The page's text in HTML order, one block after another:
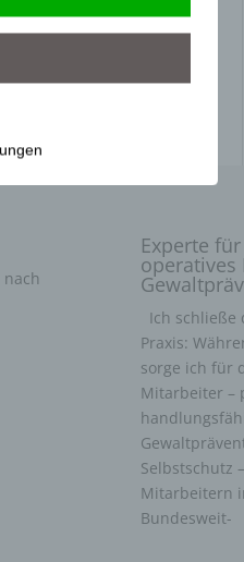
Warum mir
nicht als
Experte
operatives
Ich schließe
Praxis:
sorge ich für
Mitarbeiter –
Selbstschutz
Mitarbeitern
Bundesweit-